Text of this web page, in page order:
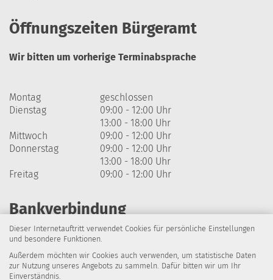
Dieser Internetauftritt verwendet Cookies für persönliche Einstellungen
und besondere Funktionen.
Außerdem möchten wir Cookies auch verwenden, um statistische Daten
zur Nutzung unseres Angebots zu sammeln. Dafür bitten wir um Ihr
Einverständnis.
Öffnungszeiten Bürgeramt
Wir bitten um vorherige Terminabsprache
Montag
geschlossen
Dienstag
09:00 - 12:00 Uhr
13:00 - 18:00 Uhr
Mittwoch
09:00 - 12:00 Uhr
Donnerstag
09:00 - 12:00 Uhr
13:00 - 18:00 Uhr
Freitag
09:00 - 12:00 Uhr
Bankverbindung
Harzsparkasse
IBAN: DE64 8105 2000 0320 1838 07